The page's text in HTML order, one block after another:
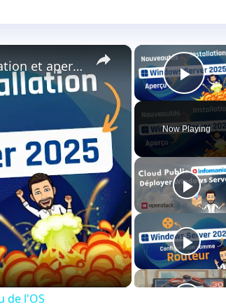
Play
Now Playing
×
Windows Server 2025 : Nouveautés, installation et aperçu de l'OS
de l'OS